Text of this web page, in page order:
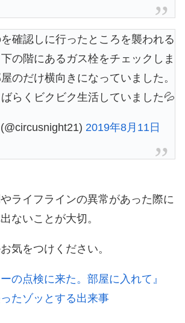
確認しに行ったところを襲われる
の階にあるガス栓をチェックしま
のだけ横向きになっていました。
らくビクビク生活していました💦
2019年8月11日
ライフラインの異常があった際に
ないことが大切。
気をつけください。
ーの点検に来た。部屋に入れて』
たゾッとする出来事